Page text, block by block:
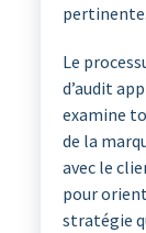
pertinente.
Le
d’audit
examine
de la
avec le
pour
stratégie